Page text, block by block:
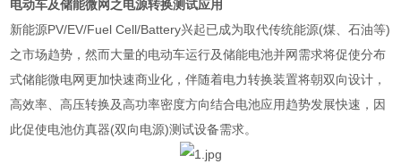
电动车及储能微网之电源转换测试应用
新能源PV/EV/Fuel Cell/Battery兴起已成为取代传统能源(煤、石油等)
之市场趋势，然而大量的电动车运行及储能电池并网需求将促使分布
式储能微电网更加快速商业化，伴随着电力转换装置将朝双向设计，
高效率、高压转换及高功率密度方向结合电池应用趋势发展快速，因
此促使电池仿真器(双向电源)测试设备需求。